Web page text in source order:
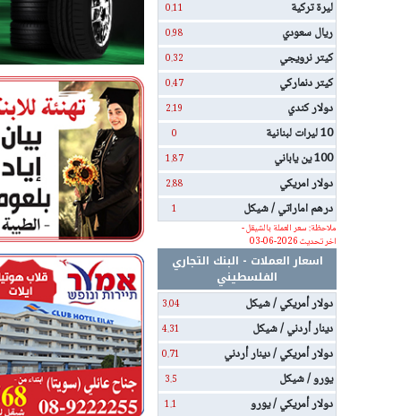
ليرة تركية 0.11
ريال سعودي 0.98
كيتر نرويجي 0.32
كيتر دنماركي 0.47
دولار كندي 2.19
10 ليرات لبنانية 0
100 ين ياباني 1.87
دولار امريكي 2.88
درهم اماراتي / شيكل
1
ملاحظة: سعر العملة بالشيقل -
اخر تحديث 2026-06-03
اسعار العملات - البنك التجاري
الفلسطيني
دولار أمريكي / شيكل
3.04
دينار أردني / شيكل 4.31
دولار أمريكي / دينار أردني 0.71
يورو / شيكل 3.5
دولار أمريكي / يورو 1.1